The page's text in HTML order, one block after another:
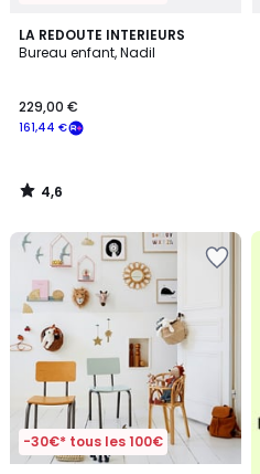
LA REDOUTE INTERIEURS
Bureau enfant, Nadil
161,44 €
229,00 €
4,6
/ 5
4,6
/
-30€* tous les 100€